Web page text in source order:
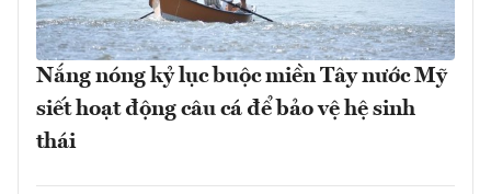
Nắng nóng kỷ lục buộc miền Tây nước Mỹ
siết hoạt động câu cá để bảo vệ hệ sinh
thái